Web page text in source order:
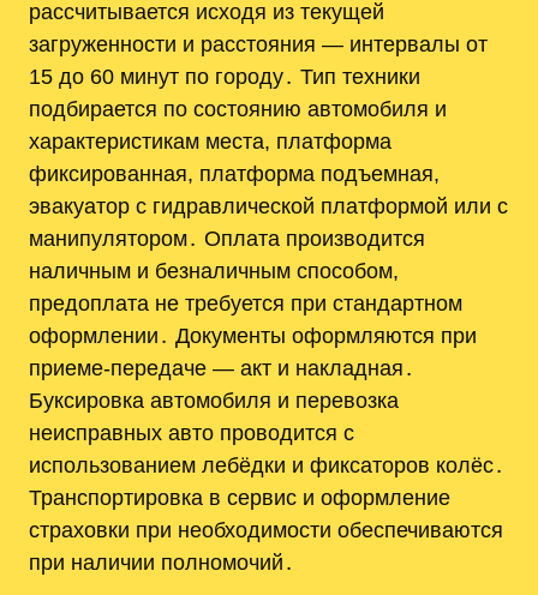
рассчитывается исходя из текущей
загруженности и расстояния — интервалы от
15 до 60 минут по городу․ Тип техники
подбирается по состоянию автомобиля и
характеристикам места, платформа
фиксированная, платформа подъемная,
эвакуатор с гидравлической платформой или с
манипулятором․ Оплата производится
наличным и безналичным способом,
предоплата не требуется при стандартном
оформлении․ Документы оформляются при
приеме-передаче — акт и накладная․
Буксировка автомобиля и перевозка
неисправных авто проводится с
использованием лебёдки и фиксаторов колёс․
Транспортировка в сервис и оформление
страховки при необходимости обеспечиваются
при наличии полномочий․